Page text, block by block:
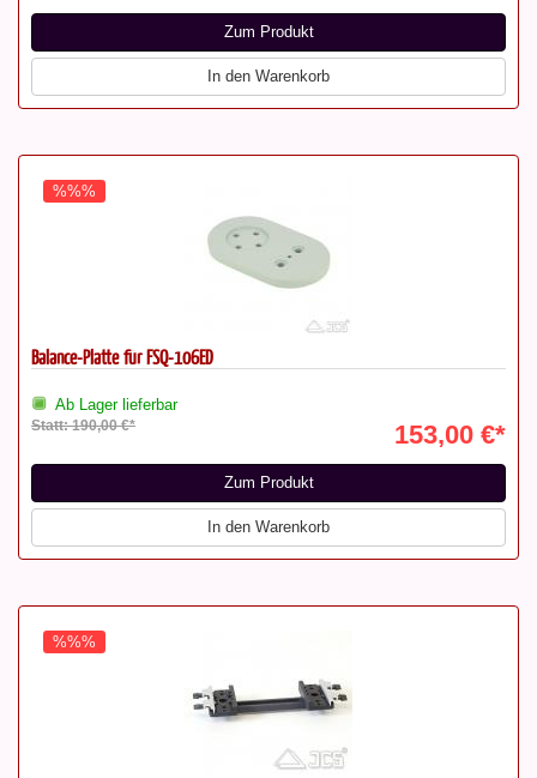
Zum Produkt
In den Warenkorb
%%%
Balance-Platte für FSQ-106ED
Ab Lager lieferbar
Statt: 190,00 €* 153,00 €*
Zum Produkt
In den Warenkorb
%%%